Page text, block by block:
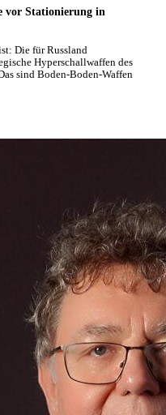
vor Stationierung in
Die für Russland
Hyperschallwaffen des
sind Boden-Boden-Waffen